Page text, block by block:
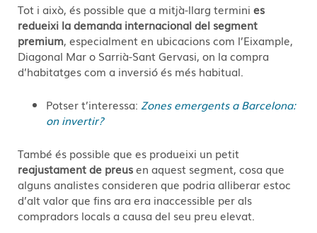
Tot i això, és possible que a mitjà-llarg termini es
redueixi la demanda internacional del segment
premium, especialment en ubicacions com l’Eixample,
Diagonal Mar o Sarrià-Sant Gervasi, on la compra
d’habitatges com a inversió és més habitual.
Potser t’interessa: Zones emergents a Barcelona:
on invertir?
També és possible que es produeixi un petit
reajustament de preusen aquest segment, cosa que
alguns analistes consideren que podria alliberar estoc
d’alt valor que fins ara era inaccessible per als
compradors locals a causa del seu preu elevat.